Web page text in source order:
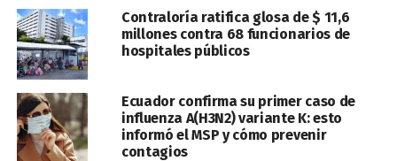
Contraloría ratifica glosa de $ 11,6
millones contra 68 funcionarios de
hospitales públicos
Ecuador confirma su primer caso de
influenza A(H3N2) variante K: esto
informó el MSP y cómo prevenir
contagios